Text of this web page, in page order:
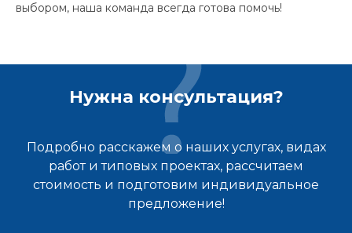
выбором, наша команда всегда готова помочь!
Нужна консультация?
Подробно расскажем о наших услугах, видах
работ и типовых проектах, рассчитаем
стоимость и подготовим индивидуальное
предложение!